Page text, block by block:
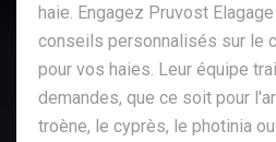
haie. Engagez Pruvost
conseils personnalisés sur le
pour vos haies. Leur équipe
demandes, que ce soit pour
troène, le cyprès, le photinia